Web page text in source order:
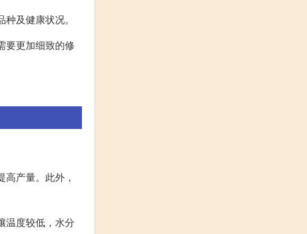
及健康状况。
要更加细致的修
产量。此外，
温度较低，水分